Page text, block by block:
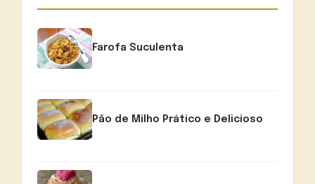
Farofa Suculenta
Pão de Milho Prático e Delicioso